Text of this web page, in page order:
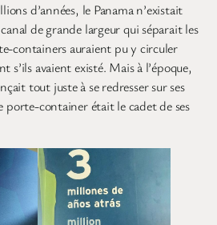
d’années, le Panama n’existait
de grande largeur qui séparait les
containers auraient pu y circuler
avaient existé. Mais à l’époque,
tout juste à se redresser sur ses
porte-container était le cadet de ses